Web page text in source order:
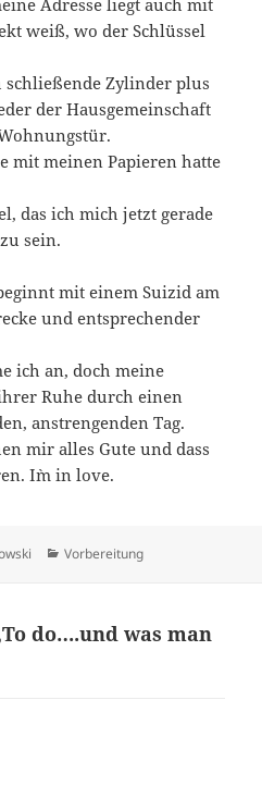
Adresse liegt auch mit
weiß, wo der Schlüssel
Zylinder plus
der Hausgemeinschaft
mit meinen Papieren hatte
das ich mich jetzt gerade
sein.
mit einem Suizid am
und entsprechender
ich an, doch meine
Ruhe durch einen
anstrengenden Tag.
mir alles Gute und dass
I`m in love.
Kategorien
Vorbereitung
do….und was man